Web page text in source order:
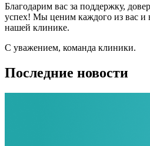
Благодарим вас за поддержку,
успех! Мы ценим каждого из вас и
нашей клинике.
С уважением, команда клиники.
Последние новости